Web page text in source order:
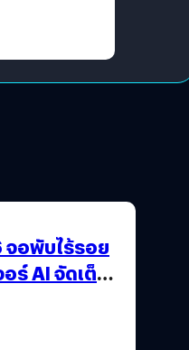
จอพับไร้รอย
ร์ AI จัดเต็ม